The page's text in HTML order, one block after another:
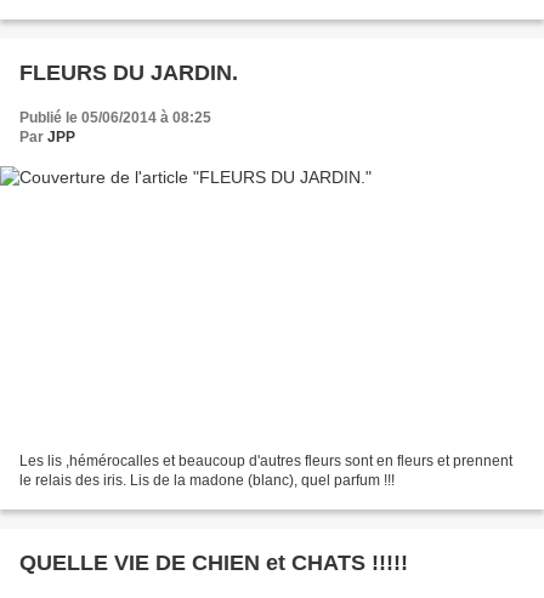
FLEURS DU JARDIN.
Publié le 05/06/2014 à 08:25
Par JPP
Les lis ,hémérocalles et beaucoup d'autres fleurs sont en fleurs et prennent
le relais des iris. Lis de la madone (blanc), quel parfum !!!
QUELLE VIE DE CHIEN et CHATS !!!!!